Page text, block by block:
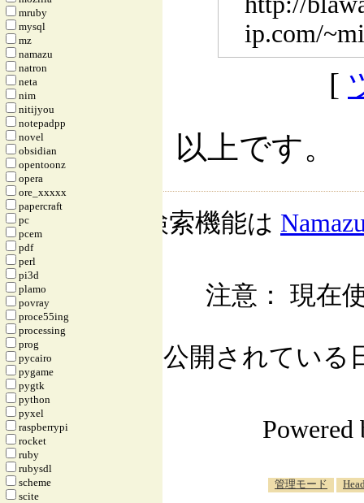
ip.com/
[
以上です。
mruby
mysql
mz
namazu
natron
neta
nim
nitijyou
notepadpp
novel
obsidian
opentoonz
opera
ore_xxxxx
papercraft
pc
pcem
pdf
perl
pi3d
plamo
povray
proce55ing
processing
prog
pycairo
pygame
pygtk
python
pyxel
raspberrypi
rocket
ruby
rubysdl
scheme
scite
検索機能は
注意： 現在
公開されている
管理モード